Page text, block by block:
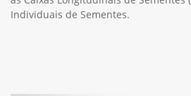
Individuais de Sementes.